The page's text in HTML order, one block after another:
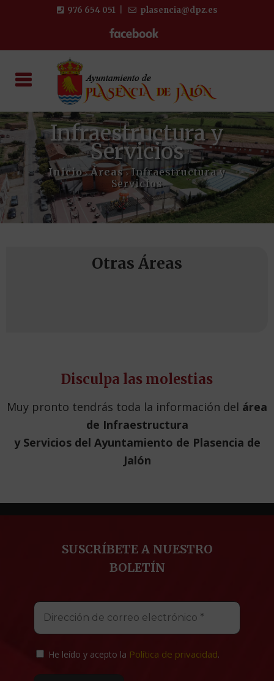
976 654 051 plasencia@dpz.es
Infraestructura y
Servicios
Inicio>Áreas > Infraestructura y
Servicios
Otras Áreas
Disculpa las molestias
Muy pronto tendrás toda la información del área
de Infraestructura
y Servicios del Ayuntamiento de Plasencia de
Jalón
SUSCRÍBETE A NUESTRO
BOLETÍN
He leído y acepto la Política de privacidad.